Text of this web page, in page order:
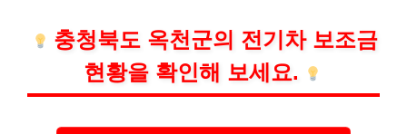
충청북도 옥천군의 전기차 보조금
현황을 확인해 보세요.